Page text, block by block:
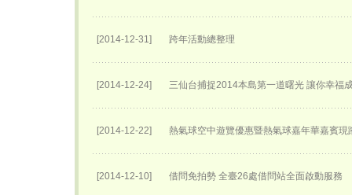
[2014-12-31] 跨年活動總整理
[2014-12-24] 三仙台捕捉2014本島第一道曙光 讓你幸福
[2014-12-22] 熱氣球空中遊覽優惠暨熱氣球嘉年華嘉賓現
[2014-12-10] 借問免拍勢 全臺26處借問站全面啟動服務